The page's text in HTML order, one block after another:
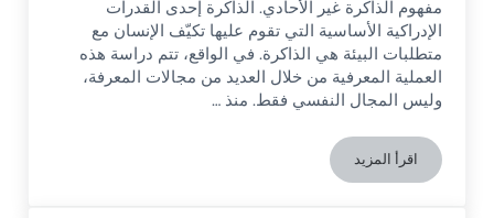
مفهوم الذاكرة غير الأحادي. الذاكرة إحدى القدرات
الإدراكية الأساسية التي تقوم عليها تكيّف الإنسان مع
متطلبات البيئة هي الذاكرة. في الواقع، تتم دراسة هذه
العملية المعرفية من خلال العديد من مجالات المعرفة،
وليس المجال النفسي فقط. منذ …
اقرأ المزيدالذاكرة ونظمها: مفهوم غير موحد